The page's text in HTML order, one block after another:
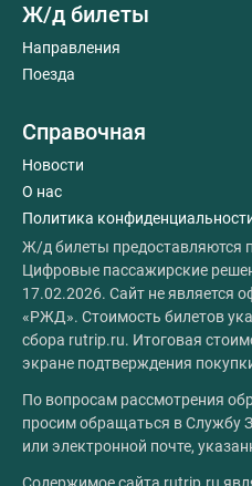
Ж/д билеты
Направления
Поезда
Справочная
Новости
О нас
Политика
Ж/д билеты
Цифровые пассажирские
17.02.2026. Сайт не является
«РЖД». Стоимость билетов
сбора rutrip.ru. Итоговая
экране подтверждения
По вопросам рассмотрения
просим обращаться в Службу
или электронной почте,